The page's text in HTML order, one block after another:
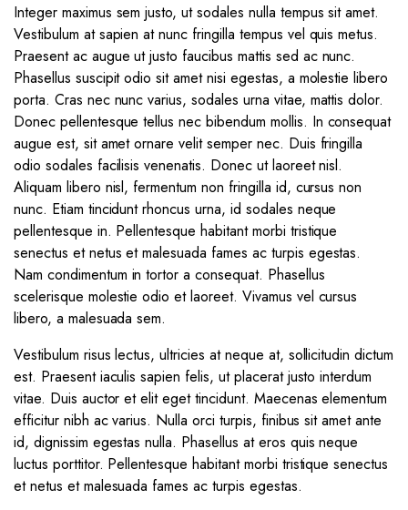
Integer maximus sem justo, ut sodales nulla tempus sit amet.
Vestibulum at sapien at nunc fringilla tempus vel quis metus.
Praesent ac augue ut justo faucibus mattis sed ac nunc.
Phasellus suscipit odio sit amet nisi egestas, a molestie libero
porta. Cras nec nunc varius, sodales urna vitae, mattis dolor.
Donec pellentesque tellus nec bibendum mollis. In consequat
augue est, sit amet ornare velit semper nec. Duis fringilla
odio sodales facilisis venenatis. Donec ut laoreet nisl.
Aliquam libero nisl, fermentum non fringilla id, cursus non
nunc. Etiam tincidunt rhoncus urna, id sodales neque
pellentesque in. Pellentesque habitant morbi tristique
senectus et netus et malesuada fames ac turpis egestas.
Nam condimentum in tortor a consequat. Phasellus
scelerisque molestie odio et laoreet. Vivamus vel cursus
libero, a malesuada sem.
Vestibulum risus lectus, ultricies at neque at, sollicitudin dictum
est. Praesent iaculis sapien felis, ut placerat justo interdum
vitae. Duis auctor et elit eget tincidunt. Maecenas elementum
efficitur nibh ac varius. Nulla orci turpis, finibus sit amet ante
id, dignissim egestas nulla. Phasellus at eros quis neque
luctus porttitor. Pellentesque habitant morbi tristique senectus
et netus et malesuada fames ac turpis egestas.